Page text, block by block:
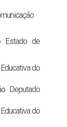
Estado de
do
Deputado
do